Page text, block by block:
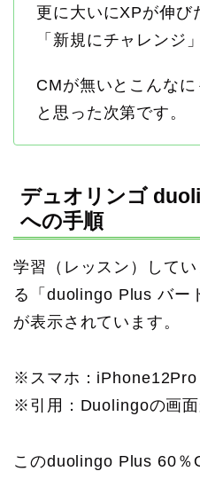
更に大いにXPが伸び
「新規にチャレンジ
CMが無いとこんなに
と思った次第です。
デュオリンゴ
への手順
学習（レッスン）して
る「duolingo Plus バー
が表示されています。
※スマホ：iPhone12Pro
※引用：Duolingoの画
このduolingo Plus 60％